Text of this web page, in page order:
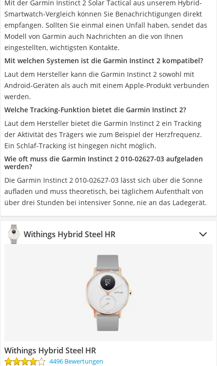
Mit der Garmin Instinct 2 Solar Tactical aus unserem Hybrid-
Smartwatch-Vergleich können Sie Benachrichtigungen direkt
empfangen. Sollten Sie einmal einen Unfall haben, sendet das
Modell von Garmin auch Nachrichten an die von Ihnen
eingestellten, wichtigsten Kontakte.
Mit welchen Systemen ist die Garmin Instinct 2 kompatibel?
Laut dem Hersteller kann die Garmin Instinct 2 sowohl mit
Android-Geräten als auch mit einem Apple-Produkt verbunden
werden.
Welche Tracking-Funktion bietet die Garmin Instinct 2?
Laut dem Hersteller bietet die Garmin Instinct 2 ein Tracking
der Aktivität des Trägers wie zum Beispiel der Herzfrequenz.
Ein Schlaf-Tracking ist hingegen nicht möglich.
Wie oft muss die Garmin Instinct 2 010-02627-03 aufgeladen
werden?
Die Garmin Instinct 2 010-02627-03 lässt sich über die Sonne
aufladen und muss theoretisch, bei täglichem Aufenthalt von
über drei Stunden bei intensiver Sonne, nie an das Ladegerät.
Withings Hybrid Steel HR
Withings Hybrid Steel HR
4496 Bewertungen